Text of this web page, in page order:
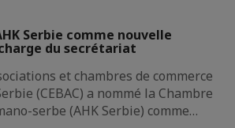
Serbie comme nouvelle
du secrétariat
et chambres de commerce
(CEBAC) a nommé la Chambre
serbe (AHK Serbie) comme…